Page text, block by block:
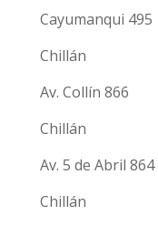
Cayumanqui 495
Chillán
Av. Collín 866
Chillán
Av. 5 de Abril 864
Chillán